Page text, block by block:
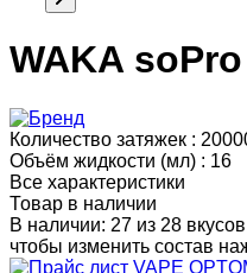
WAKA
Количество затяжек :
Объём жидкости (мл) : 16
Все характеристики
Товар в наличии
В наличии: 27 из 28 вкусов
чтобы изменить состав